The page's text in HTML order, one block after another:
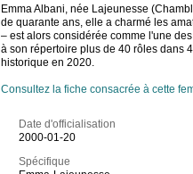
Emma Albani, née Lajeunesse
de quarante ans, elle a charmé les
– est alors considérée comme l'une
à son répertoire plus de 40 rôles dans
historique en 2020.
Consultez la fiche consacrée à cette
Date d'officialisation
2000-01-20
Spécifique